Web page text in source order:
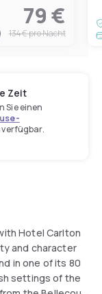
79 €
134 €pro Nacht
Zeit
Sie einen
verfügbar.
Hotel Carlton
and character
in one of its 80
settings of the